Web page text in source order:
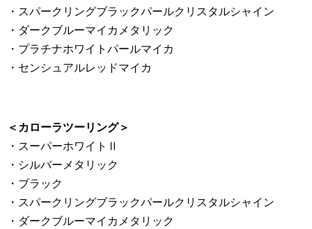
・スパークリングブラックパールクリスタルシャイン
・ダークブルーマイカメタリック
・プラチナホワイトパールマイカ
・センシュアルレッドマイカ
＜カローラツーリング＞
・スーパーホワイトⅡ
・シルバーメタリック
・ブラック
・スパークリングブラックパールクリスタルシャイン
・ダークブルーマイカメタリック